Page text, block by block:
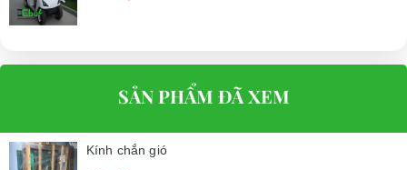
SẢN PHẨM ĐÃ XEM
Kính chắn gió